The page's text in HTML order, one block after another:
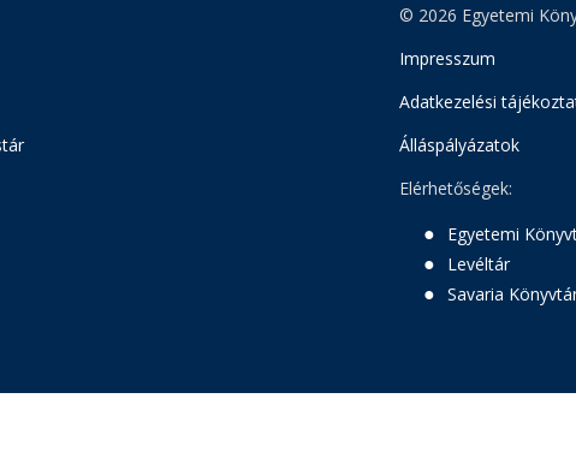
© 2026 Egyetemi
Impresszum
Adatkezelési
Álláspályázatok
Elérhetőségek:
Egyetemi
Levéltár
Savaria